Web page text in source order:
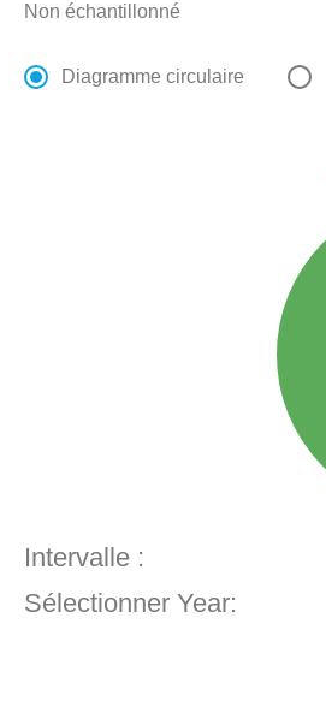
Non échantillonné
Diagramme circulaire
Intervalle :
Sélectionner Year: